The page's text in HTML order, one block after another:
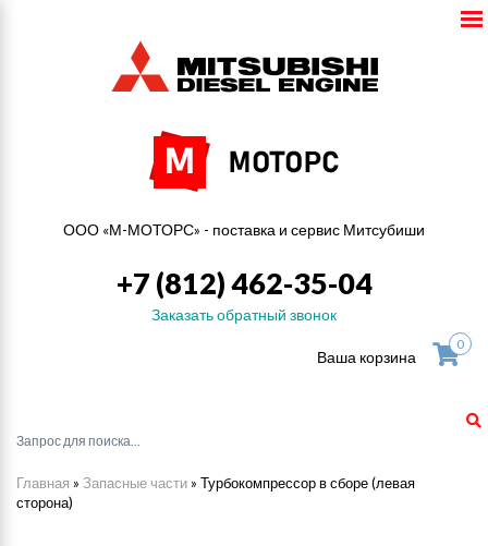
ООО «М-МОТОРС» - поставка и сервис Митсубиши
+7 (812) 462-35-04
Заказать обратный звонок
Ваша корзина
0
Главная » Запасные части » Турбокомпрессор в сборе (левая
сторона)